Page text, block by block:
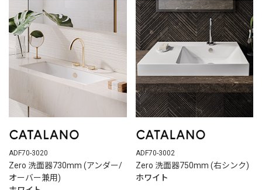
ADF70-3020
Zero 洗面器730mm (アンダー/
オーバー兼用)
ADF70-3002
Zero 洗面器750mm (右シンク)
ホワイト